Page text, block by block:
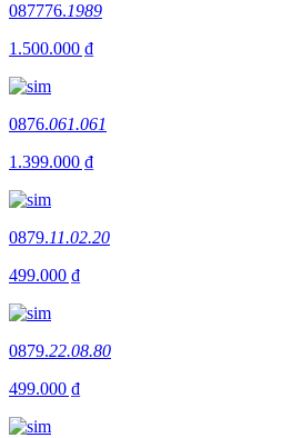
087776.1989
1.500.000 ₫
0876.061.061
1.399.000 ₫
0879.11.02.20
499.000 ₫
0879.22.08.80
499.000 ₫